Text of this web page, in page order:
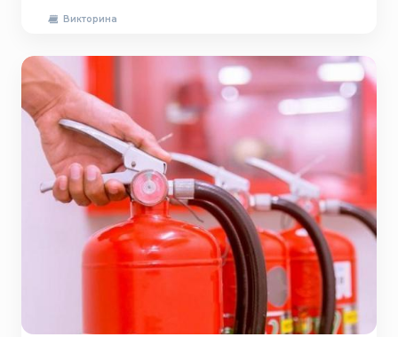
Викторина